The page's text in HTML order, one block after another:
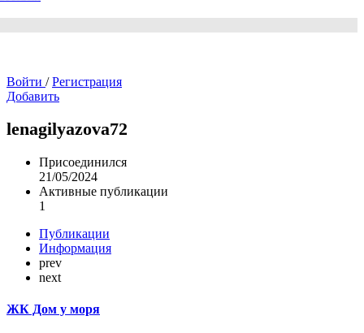
Войти / Регистрация
Добавить
lenagilyazova72
Присоединился
21/05/2024
Активные публикации
1
Публикации
Информация
prev
next
ЖК Дом у моря